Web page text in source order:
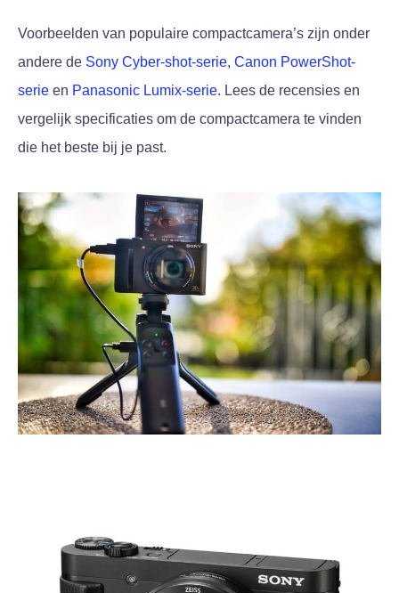
Voorbeelden van populaire compactcamera’s zijn onder
andere de Sony Cyber-shot-serie, Canon PowerShot-
serie en Panasonic Lumix-serie. Lees de recensies en
vergelijk specificaties om de compactcamera te vinden
die het beste bij je past.